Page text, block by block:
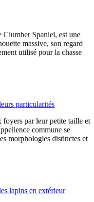
Spaniel, est une
massive, son regard
utilisé pour la chasse
particularités
foyers par leur petite taille et
commune se
morphologies distinctes et
lapins en extérieur